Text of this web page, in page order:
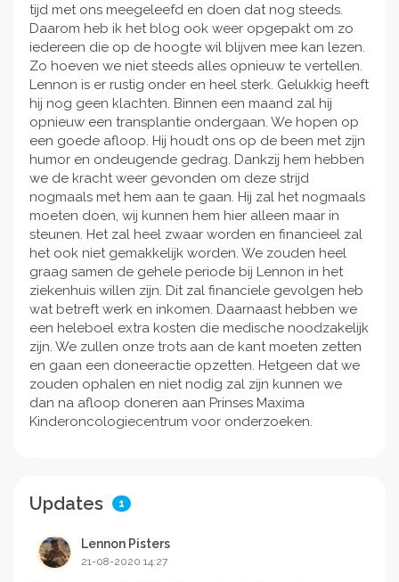
tijd met ons meegeleefd en doen dat nog steeds.
Daarom heb ik het blog ook weer opgepakt om zo
iedereen die op de hoogte wil blijven mee kan lezen.
Zo hoeven we niet steeds alles opnieuw te vertellen.
Lennon is er rustig onder en heel sterk. Gelukkig heeft
hij nog geen klachten. Binnen een maand zal hij
opnieuw een transplantie ondergaan. We hopen op
een goede afloop. Hij houdt ons op de been met zijn
humor en ondeugende gedrag. Dankzij hem hebben
we de kracht weer gevonden om deze strijd
nogmaals met hem aan te gaan. Hij zal het nogmaals
moeten doen, wij kunnen hem hier alleen maar in
steunen. Het zal heel zwaar worden en financieel zal
het ook niet gemakkelijk worden. We zouden heel
graag samen de gehele periode bij Lennon in het
ziekenhuis willen zijn. Dit zal financiele gevolgen heb
wat betreft werk en inkomen. Daarnaast hebben we
een heleboel extra kosten die medische noodzakelijk
zijn. We zullen onze trots aan de kant moeten zetten
en gaan een doneeractie opzetten. Hetgeen dat we
zouden ophalen en niet nodig zal zijn kunnen we
dan na afloop doneren aan Prinses Maxima
Kinderoncologiecentrum voor onderzoeken.
Updates 1
Lennon Pisters
21-08-2020 14:27